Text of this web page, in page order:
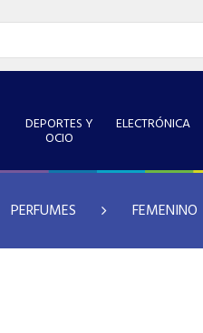
DEPORTES Y
OCIO
ELECTRÓNICA
PERFUMES FEMENINO